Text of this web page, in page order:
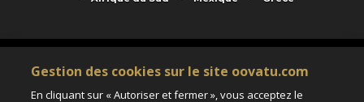
Service animé par Nautil Voyages - 22 rue Georges Picquart 75017 Paris - S.A.S
au capital de 155 696 euros - RCS Paris B 423 671 973 - Code APE 7911Z
Matricule Atout France IM075100020 - Garantie financière Groupama - Agrément IATA
Gestion des cookies sur le site oovatu.com
En cliquant sur « Autoriser et fermer », vous acceptez le